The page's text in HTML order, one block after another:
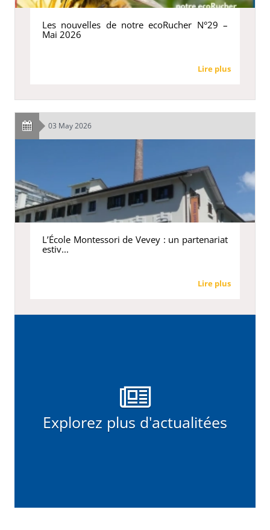
Les nouvelles de notre ecoRucher N°29 –
Mai 2026
Lire plus
03 May 2026
L’École Montessori de Vevey : un partenariat
estiv...
Lire plus
Explorez plus d'actualitées